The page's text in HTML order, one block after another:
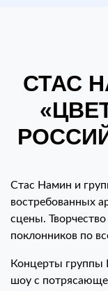
СТАС
Стас Намин и
востребованных
сцены.
поклонников по
Концерты группы
шоу с